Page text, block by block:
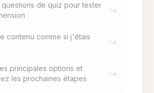
de quiz pour tester
contenu comme si j'étais
principales options et
les prochaines étapes